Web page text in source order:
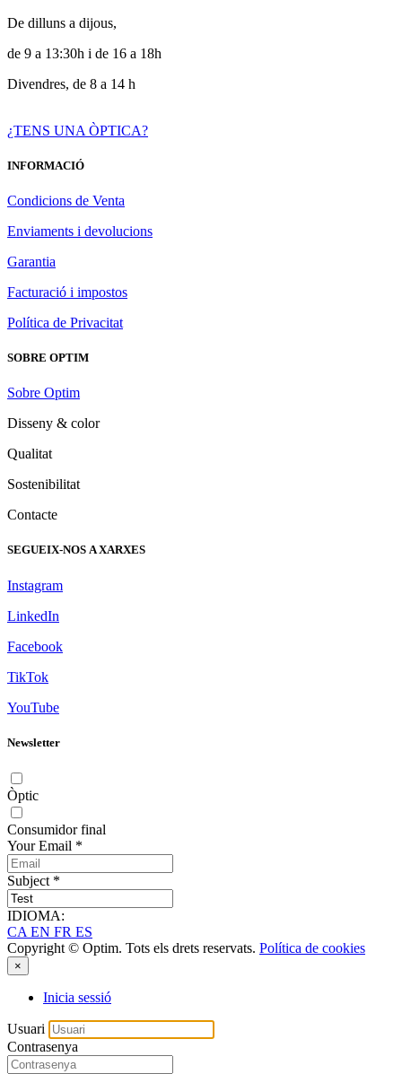
De dilluns a dijous,
de 9 a 13:30h i de 16 a 18h
Divendres, de 8 a 14 h
¿TENS UNA ÒPTICA?
INFORMACIÓ
Condicions de Venta
Enviaments i devolucions
Garantia
Facturació i impostos
Política de Privacitat
SOBRE OPTIM
Sobre Optim
Disseny & color
Qualitat
Sostenibilitat
Contacte
SEGUEIX-NOS A XARXES
Instagram
LinkedIn
Facebook
TikTok
YouTube
Newsletter
Òptic
Consumidor final
Your Email *
Subject *
IDIOMA:
CA EN FR ES
Copyright © Optim. Tots els drets reservats. Política de cookies
×
Inicia sessió
Usuari
Contrasenya